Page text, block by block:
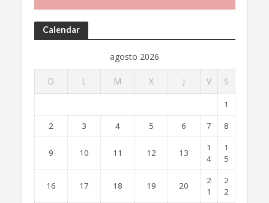
Calendar
agosto 2026
D L M X J V S
1
2
3 4 5 6 7 8
9 10 11 12 13
1
4
1
5
16 17 18 19 20
2
1
2
2